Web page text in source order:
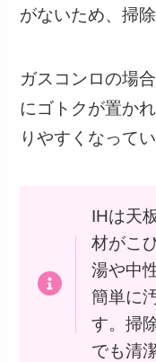
がないため、掃
ガスコンロの場
にゴトクが置か
りやすくなってい
IHは天
材がこ
湯や中
簡単に
す。掃
でも清